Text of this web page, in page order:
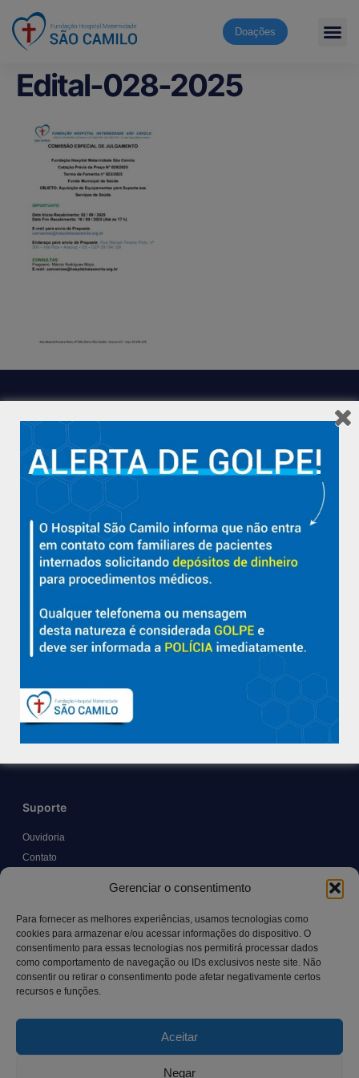
Gerenciar o consentimento
Para fornecer as melhores experiências, usamos tecnologias como
cookies para armazenar e/ou acessar informações do dispositivo. O
consentimento para essas tecnologias nos permitirá processar dados
como comportamento de navegação ou IDs exclusivos neste site. Não
consentir ou retirar o consentimento pode afetar negativamente certos
recursos e funções.
Aceitar
Negar
Doações
Edital-028-2025
Hospital São Camilo – há mais de 50 anos cuidando da saúde
com qualidade, acolhimento e compromisso com a vida em
Aracruz e região.
Sobre
Diretorias
Políticas e Normas
Trabalhe Conosco
Suporte
Ouvidoria
Contato
Canal LGPD e Segurança da Informação
Contato